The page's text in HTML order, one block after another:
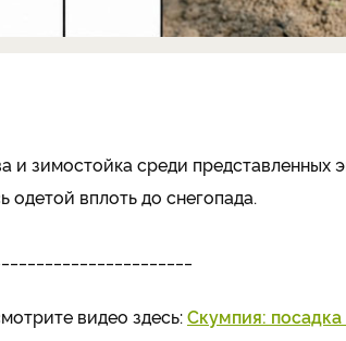
и зимостойка среди представленных
одетой вплоть до снегопада.
видео здесь:Скумпия: